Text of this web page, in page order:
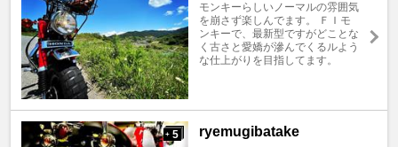
モンキーらしいノーマルの雰囲気
を崩さず楽しんでます。 ＦＩモ
ンキーで、最新型ですがどことな
く古さと愛嬌が滲んでくるルよう
な仕上がりを目指してます。
+ 5 ryemugibatake